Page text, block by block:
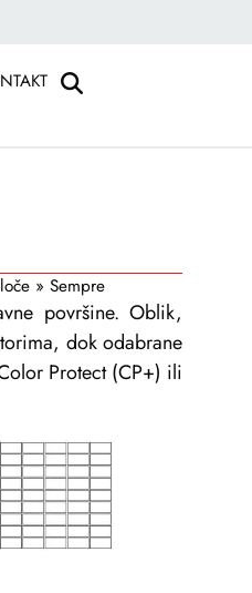
» Sempre
površine. Oblik,
dok odabrane
Protect (CP+) ili